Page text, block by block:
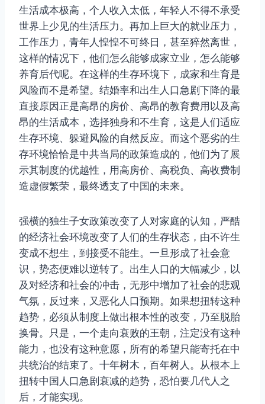
生活成本极高，个人收入太低，年轻人不得不承受
世界上少见的生活压力。再加上巨大的就业压力，
工作压力，青年人惶惶不可终日，甚至猝然离世，
这样的情况下，他们怎么能够成家立业，怎么能够
养育后代呢。在这样的生存环境下，成家和生育是
风险而不是希望。结婚率和出生人口急剧下降的最
直接原因正是高昂的房价、高昂的教育费用以及高
昂的生活成本，选择独身和不生育，这是人们适应
生存环境、躲避风险的自然反应。而这个恶劣的生
存环境恰恰是中共当局的政策造成的，他们为了展
示其制度的优越性，用高房价、高税负、高收费制
造虚假繁荣，最终透支了中国的未来。
强横的独生子女政策改变了人对家庭的认知，严酷
的经济社会环境改变了人们的生存状态，由不许生
变成不想生，到接受不能生。一旦形成了社会意
识，势态便难以逆转了。出生人口的大幅减少，以
及对经济和社会的冲击，无形中增加了社会的悲观
气氛，反过来，又恶化人口预期。如果想扭转这种
趋势，必须从制度上做出根本性的改变，乃至脱胎
换骨。只是，一个走向衰败的王朝，注定没有这种
能力，也没有这种意愿，所有的希望只能寄托在中
共统治的结束了。十年树木，百年树人。从根本上
扭转中国人口急剧衰减的趋势，恐怕要几代人之
后，才能实现。